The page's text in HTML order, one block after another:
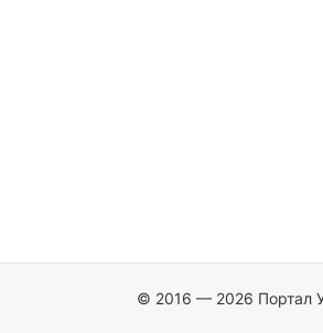
© 2016 — 2026 Портал